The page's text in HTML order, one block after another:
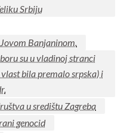
Srbiju
Banjaninom.
su u vladinoj stranci
bila premalo srpska) i
u središtu Zagreba
genocid